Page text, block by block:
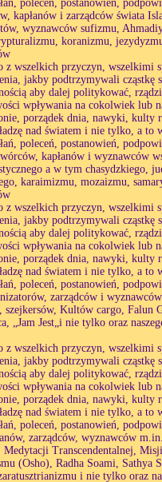
poleceń, postanowień,
kapłanów i zarządców świata
wyznawców sufizmu,
koranizmu,
z wszelkich przyczyn,
jakby podtrzymywali cząstkę
aby dalej politykować,
wpływania na cokolwiek lub
porządek dnia, nawyki, kulty
nad światem i nie tylko, a
poleceń, postanowień,
kapłanów i wyznawców
a w tym chasydzkiego,
karaimizmu, mozaizmu,
z wszelkich przyczyn,
jakby podtrzymywali cząstkę
aby dalej politykować,
wpływania na cokolwiek lub
porządek dnia, nawyki, kulty
nad światem i nie tylko, a
poleceń, postanowień,
zarządców i
szejkersów, Kultów cargo, Falun
„Jam Jest„i nie tylko oraz
z wszelkich przyczyn,
jakby podtrzymywali cząstkę
aby dalej politykować,
wpływania na cokolwiek lub
porządek dnia, nawyki, kulty
nad światem i nie tylko, a
poleceń, postanowień,
zarządców, wyznawców
Transcendentalnej,
(Osho), Radha Soami,
i nie tylko oraz